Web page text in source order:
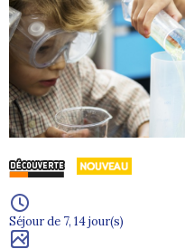
Séjour de 7, 14 jour(s)